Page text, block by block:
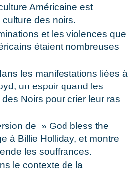
Américaine est
des noirs.
et les violences que
étaient nombreuses
les manifestations liées à
un espoir quand les
Noirs pour crier leur ras
de » God bless the
à Billie Holliday, et montre
les souffrances.
le contexte de la